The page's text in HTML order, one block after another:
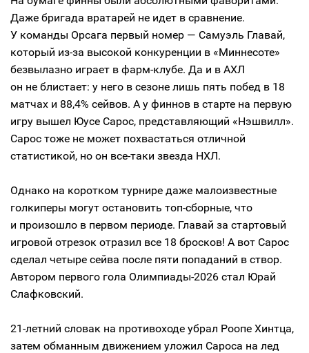
Даже бригада вратарей не идет в сравнение.
У команды Орсага первый номер — Самуэль Главай,
который из-за высокой конкуренции в «Миннесоте»
безвылазно играет в фарм-клубе. Да и в АХЛ
он не блистает: у него в сезоне лишь пять побед в 18
матчах и 88,4% сейвов. А у финнов в старте на первую
игру вышел Юусе Сарос, представляющий «Нэшвилл».
Сарос тоже не может похвастаться отличной
статистикой, но он все-таки звезда НХЛ.
Однако на коротком турнире даже малоизвестные
голкиперы могут остановить топ-сборные, что
и произошло в первом периоде. Главай за стартовый
игровой отрезок отразил все 18 бросков! А вот Сарос
сделал четыре сейва после пяти попаданий в створ.
Автором первого гола Олимпиады-2026 стал Юрай
Слафковский.
21-летний словак на противоходе убрал Роопе Хинтца,
затем обманным движением уложил Сароса на лед